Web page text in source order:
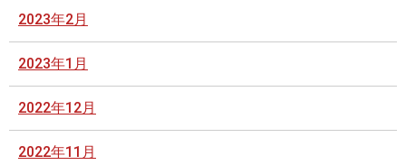
2023年2月
2023年1月
2022年12月
2022年11月